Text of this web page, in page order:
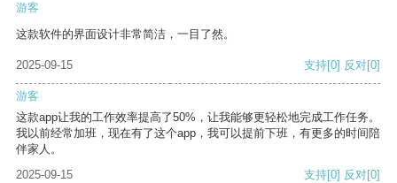
游客
这款软件的界面设计非常简洁，一目了然。
2025-09-15 支持[0] 反对[0]
游客
这款app让我的工作效率提高了50%，让我能够更轻松地完成工作任务。
我以前经常加班，现在有了这个app，我可以提前下班，有更多的时间陪
伴家人。
2025-09-15
支持[0] 反对[0]